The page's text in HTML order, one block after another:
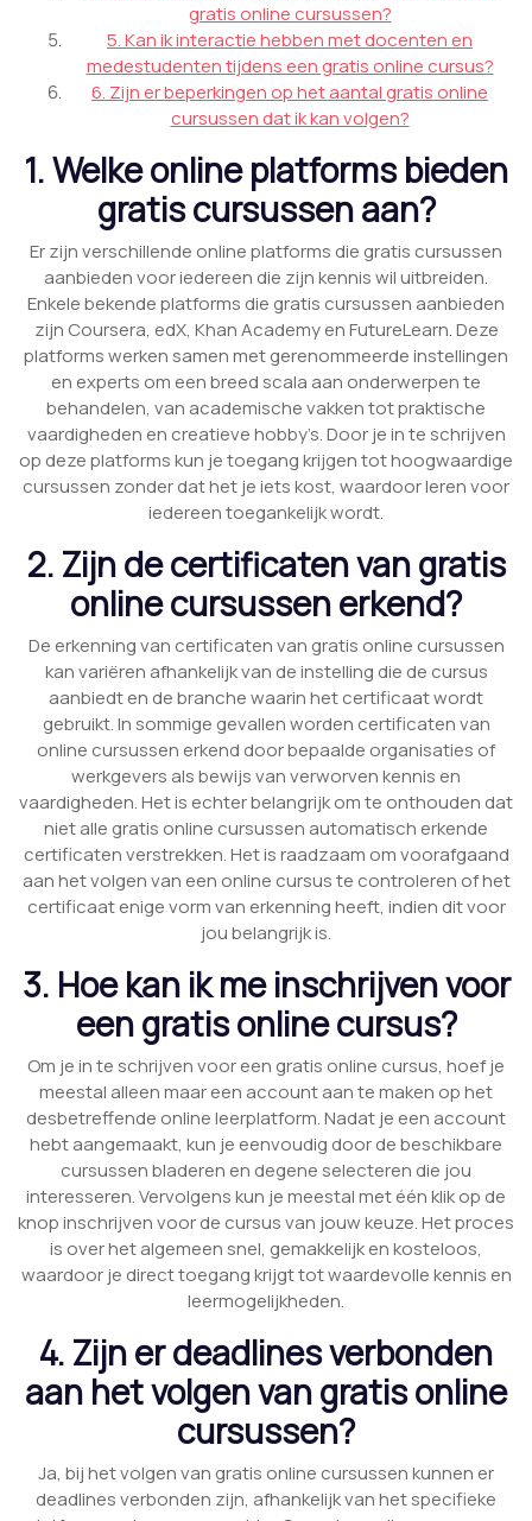
gratis online cursussen?
5. Kan ik interactie hebben met docenten en
medestudenten tijdens een gratis online cursus?
6. Zijn er beperkingen op het aantal gratis online
cursussen dat ik kan volgen?
1. Welke online platforms bieden
gratis cursussen aan?
Er zijn verschillende online platforms die gratis cursussen
aanbieden voor iedereen die zijn kennis wil uitbreiden.
Enkele bekende platforms die gratis cursussen aanbieden
zijn Coursera, edX, Khan Academy en FutureLearn. Deze
platforms werken samen met gerenommeerde instellingen
en experts om een breed scala aan onderwerpen te
behandelen, van academische vakken tot praktische
vaardigheden en creatieve hobby’s. Door je in te schrijven
op deze platforms kun je toegang krijgen tot hoogwaardige
cursussen zonder dat het je iets kost, waardoor leren voor
iedereen toegankelijk wordt.
2. Zijn de certificaten van gratis
online cursussen erkend?
De erkenning van certificaten van gratis online cursussen
kan variëren afhankelijk van de instelling die de cursus
aanbiedt en de branche waarin het certificaat wordt
gebruikt. In sommige gevallen worden certificaten van
online cursussen erkend door bepaalde organisaties of
werkgevers als bewijs van verworven kennis en
vaardigheden. Het is echter belangrijk om te onthouden dat
niet alle gratis online cursussen automatisch erkende
certificaten verstrekken. Het is raadzaam om voorafgaand
aan het volgen van een online cursus te controleren of het
certificaat enige vorm van erkenning heeft, indien dit voor
jou belangrijk is.
3. Hoe kan ik me inschrijven voor
een gratis online cursus?
Om je in te schrijven voor een gratis online cursus, hoef je
meestal alleen maar een account aan te maken op het
desbetreffende online leerplatform. Nadat je een account
hebt aangemaakt, kun je eenvoudig door de beschikbare
cursussen bladeren en degene selecteren die jou
interesseren. Vervolgens kun je meestal met één klik op de
knop inschrijven voor de cursus van jouw keuze. Het proces
is over het algemeen snel, gemakkelijk en kosteloos,
waardoor je direct toegang krijgt tot waardevolle kennis en
leermogelijkheden.
4. Zijn er deadlines verbonden
aan het volgen van gratis online
cursussen?
Ja, bij het volgen van gratis online cursussen kunnen er
deadlines verbonden zijn, afhankelijk van het specifieke